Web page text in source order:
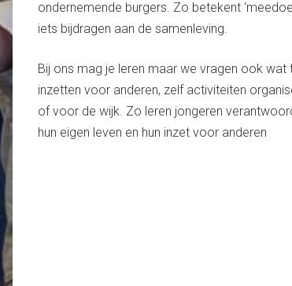
ondernemende burgers. Zo betekent
iets bijdragen aan de samenleving.
Bij ons mag je leren maar we vragen ook wat
inzetten voor anderen, zelf activiteiten
of voor de wijk. Zo leren jongeren
hun eigen leven en hun inzet voor anderen